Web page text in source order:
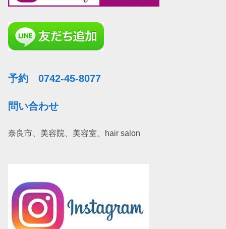
予約 0742-45-8077
問い合わせ
奈良市、美容院、美容室、hair salon